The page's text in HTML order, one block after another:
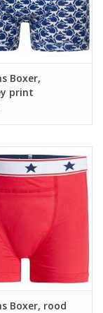
van uw
gemaakt
Dit is goed voor
Boxer,
print
Boxer, rood